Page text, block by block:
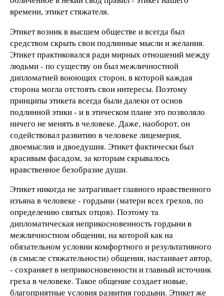
времени, этикет стяжателя.
Этикет возник в высшем обществе и всегда был
средством скрыть свои подлинные мысли и желания.
Этикет практиковался ради мирных отношений между
людьми - по существу он был межличностной
дипломатией воюющих сторон, в которой каждая
сторона могла отстоять свои интересы. Поэтому
принципы этикета всегда были далеки от основ
подлинной этики - и в этическом плане это позволяло
ничего не менять в человеке. Даже, наоборот, он
содействовал развитию в человеке лицемерия,
двоемыслия и двоедушия. Этикет фактически был
красивым фасадом, за которым скрывалось
нравственное безобразие души.
Этикет никогда не затрагивает главного нравственного
изъяна в человеке - гордыни (матери всех грехов, по
определению святых отцов). Поэтому та
дипломатическая неприкосновенность гордыни в
межличностном общении, на которой как на
обязательном условии комфортного и результативного
(в смысле стяжательности) общения, настаивает автор,
- сохраняет в неприкосновенности и главный источник
греха в человеке. Такое общение создает новые,
благоприятные условия развития гордыни. Этикет же